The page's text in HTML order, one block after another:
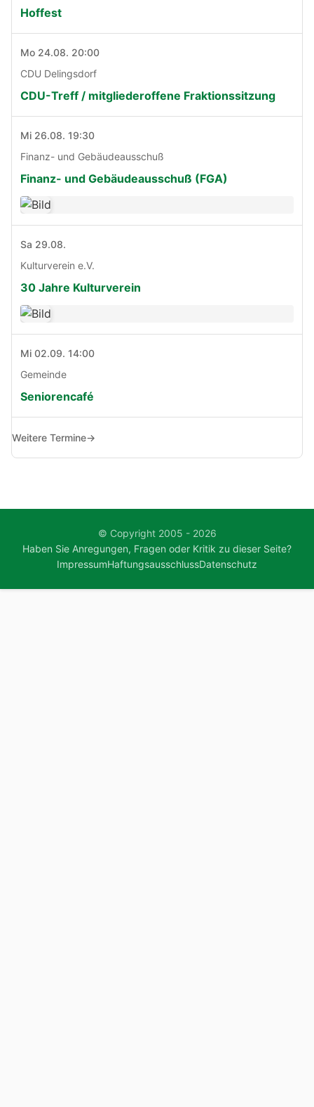
Hoffest
Mo 24.08. 20:00
CDU Delingsdorf
CDU-Treff / mitgliederoffene Fraktionssitzung
Mi 26.08. 19:30
Finanz- und Gebäudeausschuß
Finanz- und Gebäudeausschuß (FGA)
Sa 29.08.
Kulturverein e.V.
30 Jahre Kulturverein
Mi 02.09. 14:00
Gemeinde
Seniorencafé
Weitere Termine→
© Copyright 2005 - 2026
Haben Sie Anregungen, Fragen oder Kritik zu dieser Seite?
ImpressumHaftungsausschlussDatenschutz